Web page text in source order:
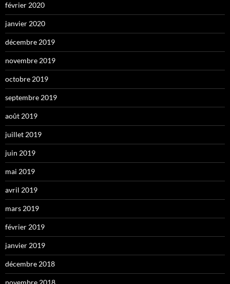
février 2020
janvier 2020
décembre 2019
novembre 2019
octobre 2019
septembre 2019
août 2019
juillet 2019
juin 2019
mai 2019
avril 2019
mars 2019
février 2019
janvier 2019
décembre 2018